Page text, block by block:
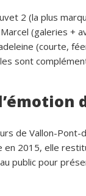
2 (la plus
(galeries +
(courte,
sont
de Vallon-Pont-
en 2015, elle
public pour